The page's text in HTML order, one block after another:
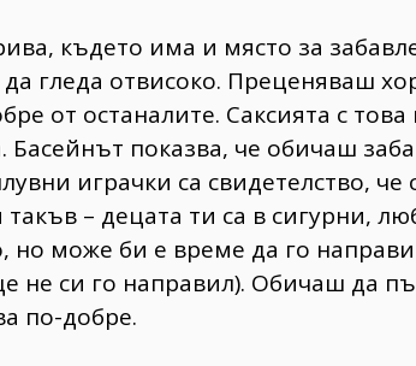
където има и място за
гледа отвисоко. Преценяваш
от останалите. Саксията с това
Басейнът показва, че обичаш
играчки са свидетелство, че
такъв – децата ти са в сигурни,
но може би е време да го
не си го направил). Обичаш да
по-добре.